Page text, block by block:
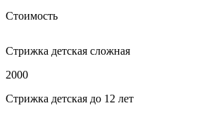
Стоимость
Стрижка детская сложная
2000
Стрижка детская до 12 лет